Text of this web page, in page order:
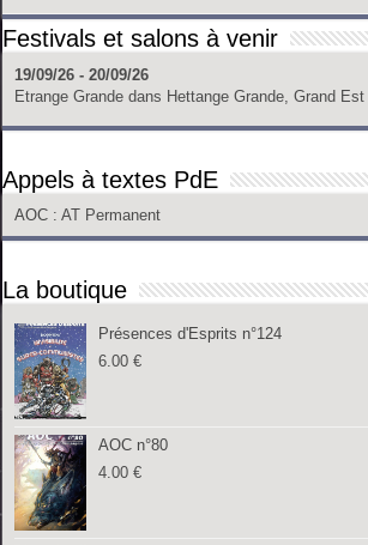
Festivals et salons à venir
19/09/26 - 20/09/26
Etrange Grande dans Hettange Grande, Grand Est
Appels à textes PdE
AOC : AT Permanent
La boutique
Présences d'Esprits n°124
6.00€
AOC n°80
4.00€